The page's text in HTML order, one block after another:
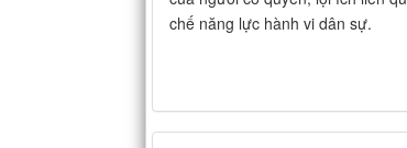
chế năng lực hành vi dân sự.